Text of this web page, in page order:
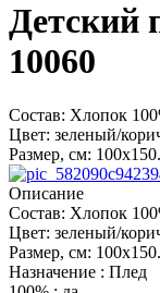
Детский
10060
Состав: Хлопок
Цвет: зеленый/
Размер, см: 100х150.
Описание
Состав: Хлопок
Цвет: зеленый/
Размер, см: 100х150.
Назначение : Плед